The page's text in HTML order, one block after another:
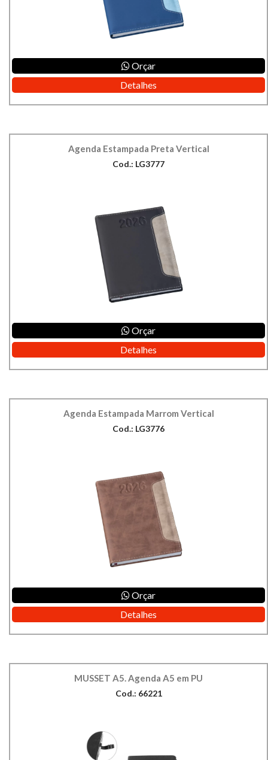
Orçar
Detalhes
Agenda Estampada Preta Vertical
Cod.: LG3777
Orçar
Detalhes
Agenda Estampada Marrom Vertical
Cod.: LG3776
Orçar
Detalhes
MUSSET A5. Agenda A5 em PU
Cod.: 66221